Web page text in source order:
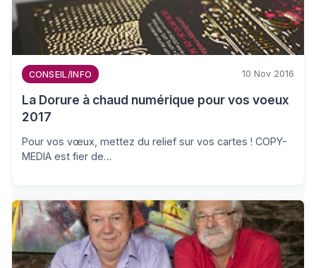
CONSEIL/INFO 10 Nov 2016
La Dorure à chaud numérique pour vos voeux
2017
Pour vos vœux, mettez du relief sur vos cartes ! COPY-
MEDIA est fier de…